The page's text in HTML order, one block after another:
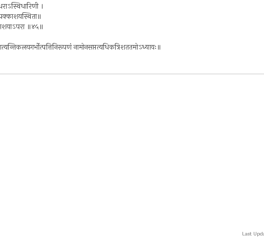
।
॥४५॥
नामोनसप्तत्यधिकत्रिशततमोऽध्यायः॥
Last